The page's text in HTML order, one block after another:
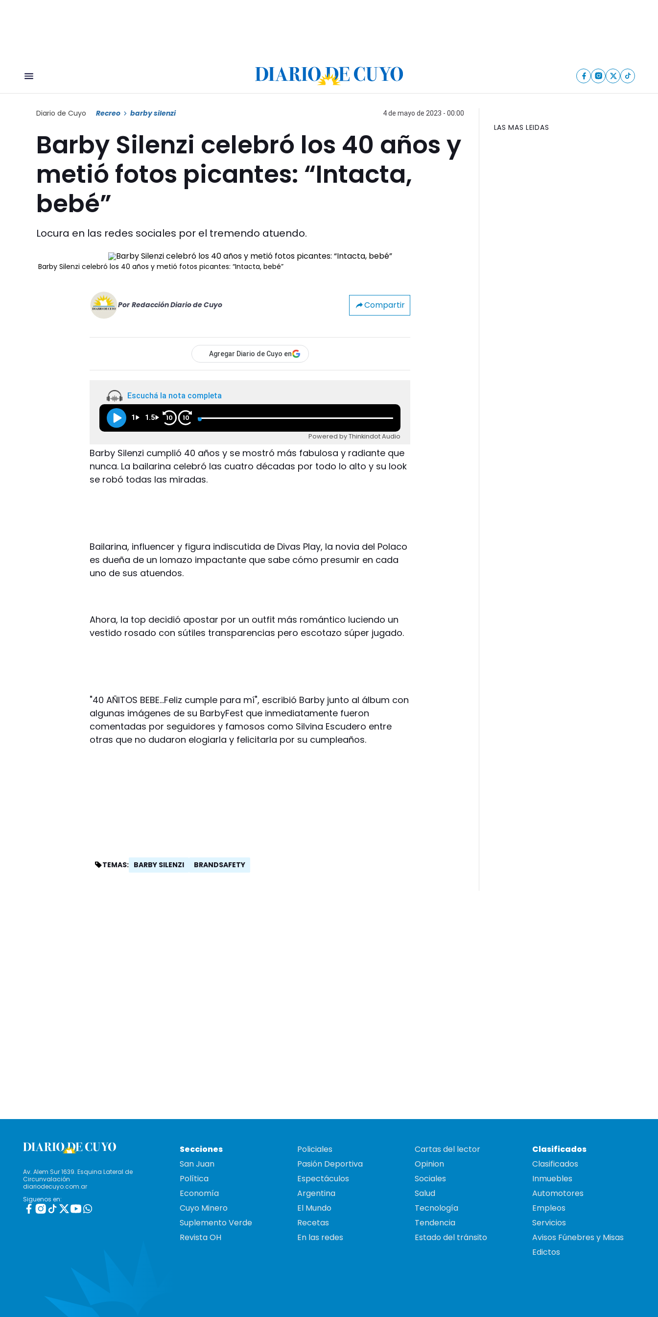
Diario de Cuyo Recreo barby silenzi 4 de mayo de 2023 - 00:00
Barby Silenzi celebró los 40 años y
metió fotos picantes: “Intacta,
bebé”
Locura en las redes sociales por el tremendo atuendo.
Barby Silenzi celebró los 40 años y metió fotos picantes: “Intacta, bebé”
Por Redacción Diario de Cuyo Compartir
Agregar Diario de Cuyo en
Escuchá la nota completa
1 1.5 10 10
Powered by Thinkindot Audio
Barby Silenzi cumplió 40 años y se mostró más fabulosa y radiante que
nunca. La bailarina celebró las cuatro décadas por todo lo alto y su look
se robó todas las miradas.
Bailarina, influencer y figura indiscutida de Divas Play, la novia del Polaco
es dueña de un lomazo impactante que sabe cómo presumir en cada
uno de sus atuendos.
Ahora, la top decidió apostar por un outfit más romántico luciendo un
vestido rosado con sútiles transparencias pero escotazo súper jugado.
"40 AÑITOS BEBE…Feliz cumple para mí", escribió Barby junto al álbum con
algunas imágenes de su BarbyFest que inmediatamente fueron
comentadas por seguidores y famosos como Silvina Escudero entre
otras que no dudaron elogiarla y felicitarla por su cumpleaños.
TEMAS: BARBY SILENZI BRANDSAFETY
LAS MAS LEIDAS
Av. Alem Sur 1639. Esquina Lateral de
Circunvalación
diariodecuyo.com.ar
Siguenos en:
Secciones
San Juan
Política
Economía
Cuyo Minero
Suplemento Verde
Revista OH
Policiales
Pasión Deportiva
Espectáculos
Argentina
El Mundo
Recetas
En las redes
Cartas del lector
Opinion
Sociales
Salud
Tecnología
Tendencia
Estado del tránsito
Clasificados
Clasificados
Inmuebles
Automotores
Empleos
Servicios
Avisos Fúnebres y Misas
Edictos